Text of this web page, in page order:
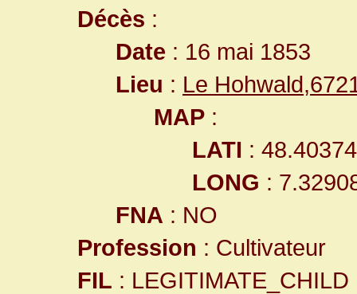
Décès :
Date : 16 mai 1853
Lieu : Le
MAP :
LATI :
LONG :
FNA : NO
Profession : Cultivateur
FIL : LEGITIMATE_CHILD